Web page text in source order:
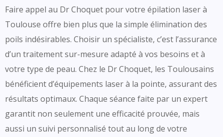
Faire appel au Dr Choquet pour votre épilation laser à
Toulouse offre bien plus que la simple élimination des
poils indésirables. Choisir un spécialiste, c’est l’assurance
d’un traitement sur-mesure adapté à vos besoins et à
votre type de peau. Chez le Dr Choquet, les Toulousains
bénéficient d’équipements laser à la pointe, assurant des
résultats optimaux. Chaque séance faite par un expert
garantit non seulement une efficacité prouvée, mais
aussi un suivi personnalisé tout au long de votre